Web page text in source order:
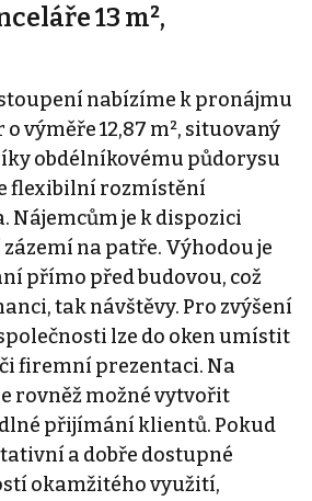
13 m²,
nabízíme k pronájmu
výměře 12,87 m², situovaný
obdélníkovému půdorysu
flexibilní rozmístění
Nájemcům je k dispozici
na patře. Výhodou je
přímo před budovou, což
tak návštěvy. Pro zvýšení
lze do oken umístit
firemní prezentaci. Na
rovněž možné vytvořit
přijímání klientů. Pokud
a dobře dostupné
okamžitého využití,